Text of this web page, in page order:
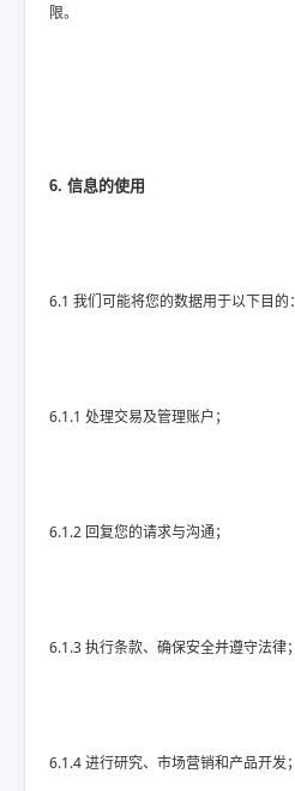
限。
6. 信息的使用
6.1 我们可能将您的数据用于以下目的：
6.1.1 处理交易及管理账户；
6.1.2 回复您的请求与沟通；
6.1.3 执行条款、确保安全并遵守法律；
6.1.4 进行研究、市场营销和产品开发；